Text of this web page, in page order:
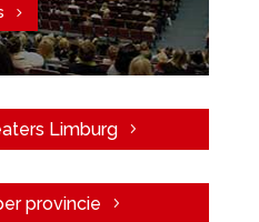
Limburg
provincie